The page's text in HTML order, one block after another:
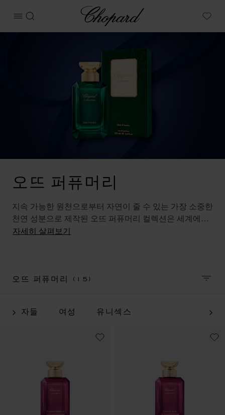
메뉴 열기
검색
Chopard
My
오뜨 퍼퓨머리
지속 가능한 원천으로부터 자연이 줄 수 있는 가장 소중한
천연 성분으로 제작된 오뜨 퍼퓨머리 컬렉션은 세계에서
가장 상징적인 ‘열대의 정원’, ‘낙원의 정원’, ‘왕의 정원’에
자세히 살펴보기
오뜨 퍼퓨머리 (15) 정렬
남자들 여성 유니섹스